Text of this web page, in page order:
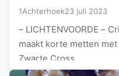
1Achterhoek23 juli 2023
– LICHTENVOORDE –
maakt korte metten
Zwarte Cross…